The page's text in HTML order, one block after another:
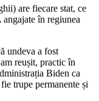
are fiecare stat, ce
în regiunea
undeva a fost
reușit, practic în
Biden ca
trupe permanente și